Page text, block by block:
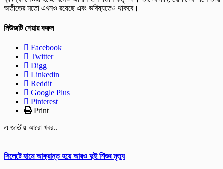
অতীতের মতো এখনও রয়েছে এবং ভবিষ্যতেও থাকবে।
নিউজটি শেয়ার করুন
Facebook
Twitter
Digg
Linkedin
Reddit
Google Plus
Pinterest
Print
এ জাতীয় আরো খবর..
সিলেটে হামে আক্রান্ত হয়ে আরও দুই শিশুর মৃত্যু